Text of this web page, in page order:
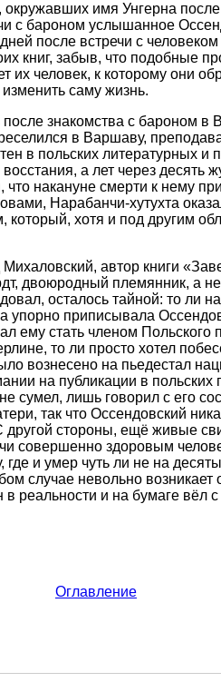
имя Унгерна
с бароном услышанное
после встречи с
книг, забыв, что подобные
их человек, к которому они
саму жизнь.
знакомства с бароном в
в Варшаву,
в польских литературных и
а лет через десять
что накануне смерти к нему
Нарабанчи-хутухта
который, хотя и под другим
автор книги
двоюродный племянник, а
осталось тайной: то ли
приписывала
ему стать членом Польского
то ли просто хотел
вознесено на пьедестал
на публикации в польских
сумел, лишь говорил с его
так что Оссендовский
стороны, ещё живые
совершенно здоровым
и умер чуть ли не на
случае невольно
реальности и на бумаге вёл
Оглавление